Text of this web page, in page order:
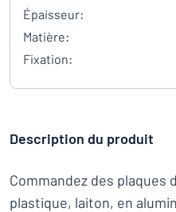
Épaisseur:
Matière:
Fixation:
Description du produit
Commandez des plaques
plastique, laiton, en